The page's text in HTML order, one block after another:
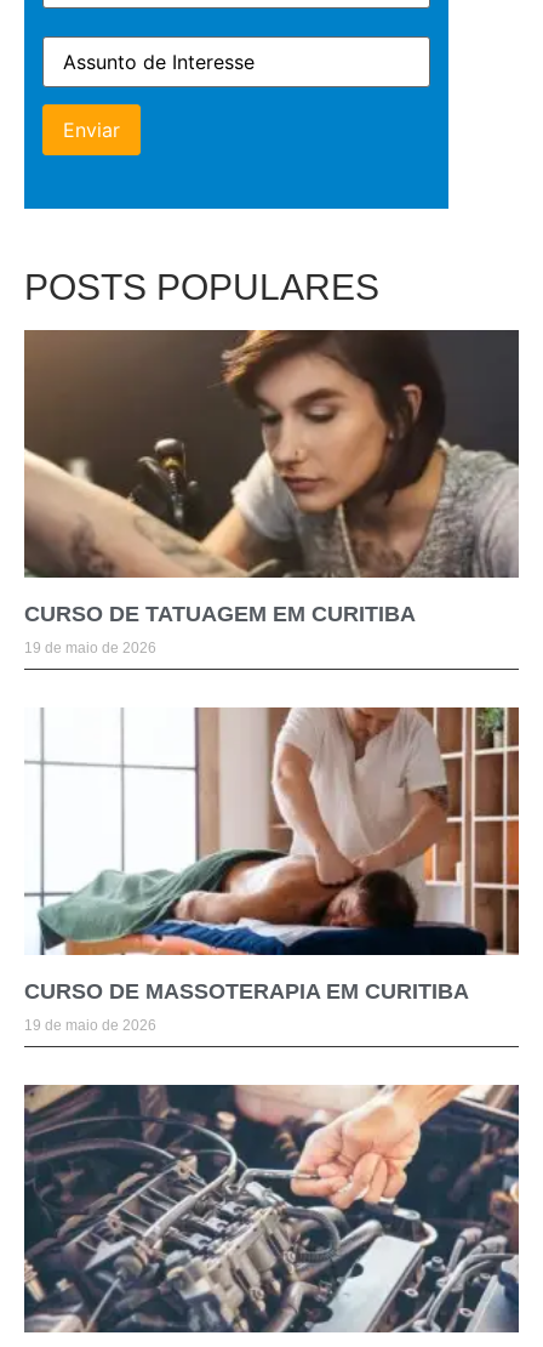
POSTS POPULARES
CURSO DE TATUAGEM EM CURITIBA
19 de maio de 2026
CURSO DE MASSOTERAPIA EM CURITIBA
19 de maio de 2026